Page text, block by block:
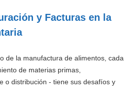
y Facturas en la
de la manufactura de alimentos, cada
de materias primas,
o distribución - tiene sus desafíos y